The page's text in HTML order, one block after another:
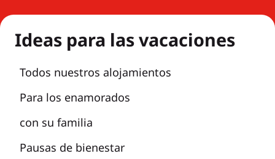
Ideas para las vacaciones
Todos nuestros alojamientos
Para los enamorados
con su familia
Pausas de bienestar